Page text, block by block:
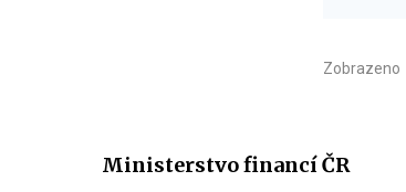
Zobrazeno
Ministerstvo financí ČR